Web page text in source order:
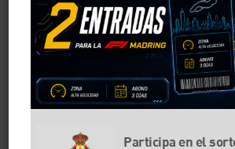
Lo que en un principio empezó como
que se rebajaba la velocidad de
km/h, ahora pasamos a unos nuevos
velocidad en los que, en algunas
vía por la que circules, no podrás
Participa en el